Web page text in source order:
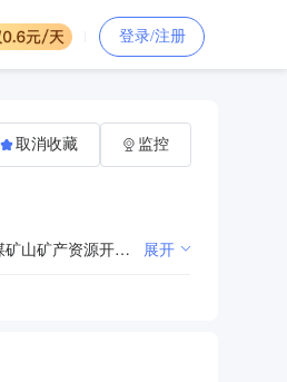
登录/注册
许可项目：食盐生产；食盐批发；调味品生产；食品销售；食品生产；饮料生产；饲料添加剂生产；饲料生产；粮食加工食品生产；非煤矿山矿产资源开采；矿产资源勘查；食品互联网销售；艺术品进出口；化妆品生产；第二类医疗器械生产；保健食品生产；旅游业务；住宿服务；餐饮服务；餐饮服务（不产生油烟、异味、废气）；水产养殖；水产苗种生产；水产苗种进出口；天然水域鱼类资源的人工增殖放流；牲畜饲养；动物饲养。（依法须经批准的项目，经相关部门批准后方可开展经营活动，具体经营项目以相关部门批准文件或许可证件为准）一般项目：非食用盐加工；非食用盐销售；饲料添加剂销售；食用农产品批发；食用农产品零售；食用农产品初加工；选矿；专用设备制造（不含许可类专业设备制造）；食品、酒、饮料及茶生产专用设备制造；食品进出口；货物进出口；互联网销售（除销售需要许可的商品）；包装服务；化工产品生产（不含许可类化工产品）；化工产品销售（不含许可类化工产品）；日用化学产品制造；日用化学产品销售；化妆品批发；化妆品零售；个人卫生用品销售；日用品批发；日用品销售；日用百货销售；第一类医疗器械销售；第一类医疗器械生产；第二类医疗器械销售；工艺美术品及礼仪用品销售（象牙及其制品除外）；工艺美术品及礼仪用品制造（象牙及其制品除外）；工艺美术品及收藏品零售（象牙及其制品除外）；工艺美术品及收藏品批发（象牙及其制品除外）；体验式拓展活动及策划；游览景区管理；农产品智能物流装备销售；道路货物运输站经营；普通货物仓储服务（不含危险化学品等需许可审批的项目）；仓储设备租赁服务；住房租赁；非居住房地产租赁；餐饮管理；单位后勤管理服务；谷物种植；蔬菜种植；水果种植；薯类种植；豆类种植；草种植；水产苗种销售；水产品收购；水产品批发；水产品零售；体育场地设施经营（不含高危险性体育运动）；文化场馆管理服务；文物文化遗址保护服务；宠物食品及用品批发；宠物食品及用品零售。（除依法须经批准的项目外，凭营业执照依法自主开展经营活动） 展开
取消收藏 监控